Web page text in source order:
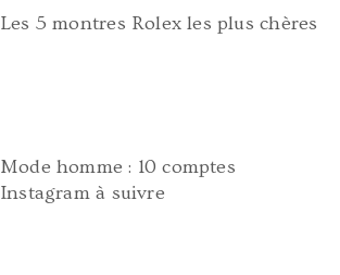
Les 5 montres Rolex les plus chères
Mode homme : 10 comptes
Instagram à suivre